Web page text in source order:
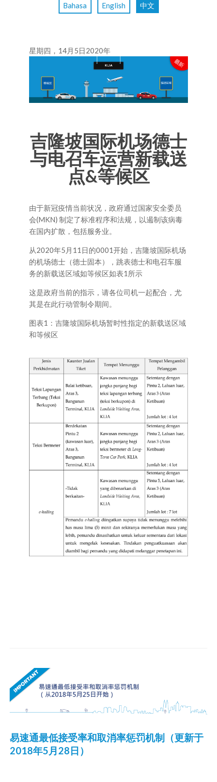
Bahasa English 中文
星期四，14月5日2020年
吉隆坡国际机场德士
与电召车运营新载送
点&等候区
由于新冠疫情当前状况，政府通过国家安全委员
会(MKN) 制定了标准程序和法规，以遏制该病毒
在国内扩散，包括服务业。
从2020年5月11日的0001开始，吉隆坡国际机场
的机场德士（德士固本），跳表德士和电召车服
务的新载送区域如等候区如表1所示
这是政府当前的指示，请各位司机一起配合，尤
其是在此行动管制令期间。
图表1：吉隆坡国际机场暂时性指定的新载送区域
和等候区
易速通最低接受率和取消率惩罚机制（更新于
2018年5月28日）